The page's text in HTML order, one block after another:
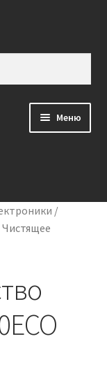
Меню
/
Чистящее